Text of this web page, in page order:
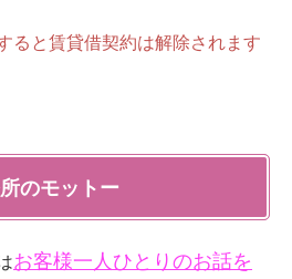
ると賃貸借契約は解除されます
のモットー
お客様一人ひとりのお話を